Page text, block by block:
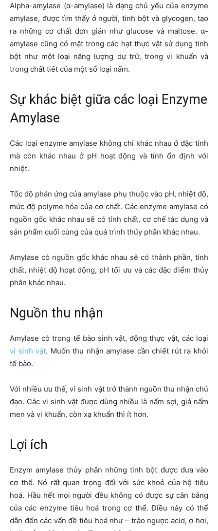
Alpha-amylase (α-amylase) là dạng chủ yếu của enzyme
amylase, được tìm thấy ở người, tinh bột và glycogen, tạo
ra những cơ chất đơn giản như glucose và maltose. α-
amylase cũng có mặt trong các hạt thực vật sử dụng tinh
bột như một loại năng lượng dự trữ, trong vi khuẩn và
trong chất tiết của một số loại nấm.
Sự khác biệt giữa các loại Enzyme
Amylase
Các loại enzyme amylase không chỉ khác nhau ở đặc tính
mà còn khác nhau ở pH hoạt động và tính ổn định với
nhiệt.
Tốc độ phản ứng của amylase phụ thuộc vào pH, nhiệt độ,
mức độ polyme hóa của cơ chất. Các enzyme amylase có
nguồn gốc khác nhau sẽ có tính chất, cơ chế tác dụng và
sản phẩm cuối cùng của quá trình thủy phân khác nhau.
Amylase có nguồn gốc khác nhau sẽ có thành phần, tính
chất, nhiệt độ hoạt động, pH tối ưu và các đặc điểm thủy
phân khác nhau.
Nguồn thu nhận
Amylase có trong tế bào sinh vật, động thực vật, các loại
vi sinh vật. Muốn thu nhận amylase cần chiết rút ra khỏi
tế bào.
Với nhiều ưu thế, vi sinh vật trở thành nguồn thu nhận chủ
đạo. Các vi sinh vật được dùng nhiều là nấm sợi, giả nấm
men và vi khuẩn, còn xạ khuẩn thì ít hơn.
Lợi ích
Enzym amylase thủy phân những tinh bột được đưa vào
cơ thể. Nó rất quan trọng đối với sức khoẻ của hệ tiêu
hoá. Hầu hết mọi người đều không có được sự cân bằng
của các enzyme tiêu hoá trong cơ thể. Điều này có thể
dẫn đến các vấn đề tiêu hoá như – trào ngược acid, ợ hơi,